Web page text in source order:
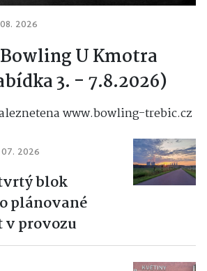
2026
Bowling U Kmotra
3. - 7.8.2026)
www.bowling-trebic.cz
2026
blok
plánované
v provozu